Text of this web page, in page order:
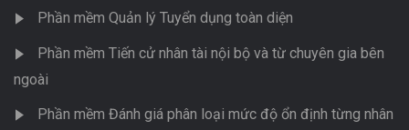
Phần mềm Quản lý Tuyển dụng toàn diện
Phần mềm Tiến cử nhân tài nội bộ và từ chuyên gia bên
ngoài
Phần mềm Đánh giá phân loại mức độ ổn định từng nhân